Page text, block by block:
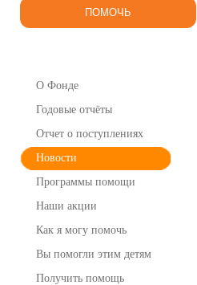
ПОМОЧЬ
О Фонде
Годовые отчёты
Отчет о поступлениях
Новости
Программы помощи
Наши акции
Как я могу помочь
Вы помогли этим детям
Получить помощь